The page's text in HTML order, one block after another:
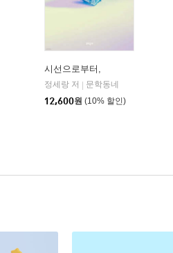
시선으로부터,
정세랑 저
문학동네
12,600원 (10% 할인)